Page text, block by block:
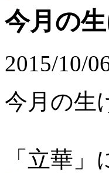
今月の
2015/10/
今月の生
「立華